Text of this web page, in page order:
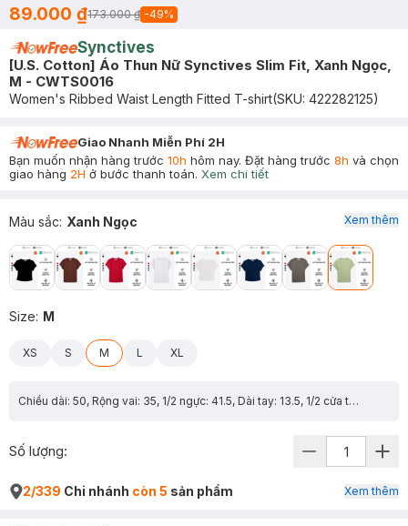
89.000 ₫173.000 ₫ -49%
Synctives
[U.S. Cotton] Áo Thun Nữ Synctives Slim Fit, Xanh Ngọc,
M - CWTS0016
Women's Ribbed Waist Length Fitted T-shirt(SKU: 422282125)
Giao Nhanh Miễn Phí 2H
Bạn muốn nhận hàng trước 10h hôm nay. Đặt hàng trước 8h và chọn
giao hàng 2H ở bước thanh toán. Xem chi tiết
Màu sắc: Xanh Ngọc
Size: M
XS S M L XL
Chiều dài: 50, Rộng vai: 35, 1/2 ngực: 41.5, Dài tay: 13.5, 1/2 cửa tay: 14
Xem thêm
Số lượng:
2/339 Chi nhánh còn 5 sản phẩm Xem thêm